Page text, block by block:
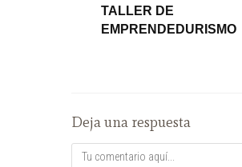
TALLER DE
EMPRENDEDURISMO
Deja una respuesta